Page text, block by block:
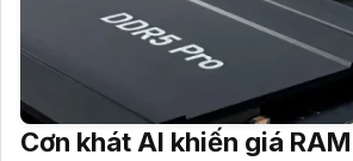
Cơn khát AI khiến giá